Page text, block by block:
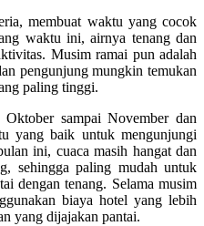
membuat waktu yang cocok
waktu ini, airnya tenang dan
Musim ramai pun adalah
pengunjung mungkin temukan
paling tinggi.
sampai November dan
yang baik untuk mengunjungi
ini, cuaca masih hangat dan
sehingga paling mudah untuk
dengan tenang. Selama musim
biaya hotel yang lebih
yang dijajakan pantai.